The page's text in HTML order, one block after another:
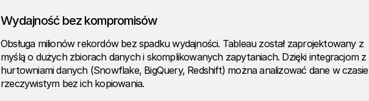
Wydajność bez kompromisów
Obsługa milionów rekordów bez spadku wydajności. Tableau został zaprojektowany z
myślą o dużych zbiorach danych i skomplikowanych zapytaniach. Dzięki integracjom z
hurtowniami danych (Snowflake, BigQuery, Redshift) można analizować dane w czasie
rzeczywistym bez ich kopiowania.